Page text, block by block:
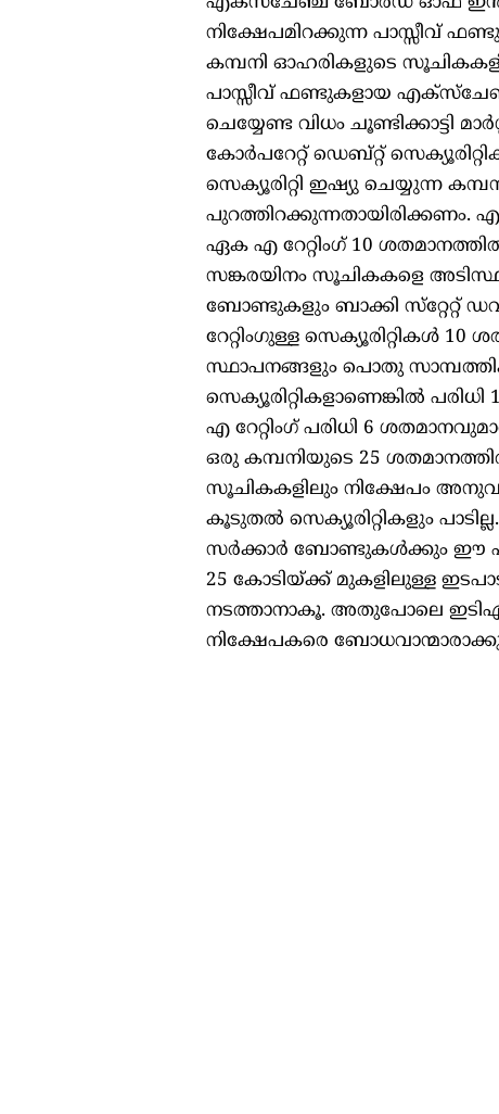
നിക്ഷേപമിറക്കുന്ന പാസ്സീവ്
കമ്പനി ഓഹരികളുടെ
പാസ്സീവ് ഫണ്ടുകളായ
ചെയ്യേണ്ട വിധം ചൂണ്ടിക്കാട്ടി
കോര്‍പറേറ്റ് ഡെബ്റ്റ്
സെക്യൂരിറ്റി ഇഷ്യു ചെയ്യുന്ന
പുറത്തിറക്കുന്നതായിരിക്കണം.
ഏക എ റേറ്റിംഗ് 10
സങ്കരയിനം സൂചികകളെ
ബോണ്ടുകളും ബാക്കി സ്‌റ്റേറ്റ്
റേറ്റിംഗുള്ള സെക്യൂരിറ്റികള്‍
സ്ഥാപനങ്ങളും പൊതു
സെക്യൂരിറ്റികളാണെങ്കില്‍
എ റേറ്റിംഗ് പരിധി 6
ഒരു കമ്പനിയുടെ 25
സൂചികകളിലും നിക്ഷേപം
കൂടുതല്‍ സെക്യൂരിറ്റികളും
സര്‍ക്കാര്‍ ബോണ്ടുകള്‍ക്കും ഈ
25 കോടിയ്ക്ക് മുകളിലുള്ള ഇടപാട്
നടത്താനാകൂ. അതുപോലെ
നിക്ഷേപകരെ